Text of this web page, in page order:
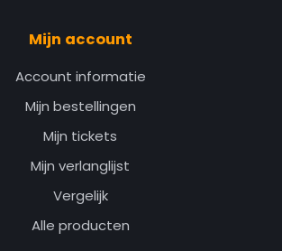
Mijn account
Account informatie
Mijn bestellingen
Mijn tickets
Mijn verlanglijst
Vergelijk
Alle producten